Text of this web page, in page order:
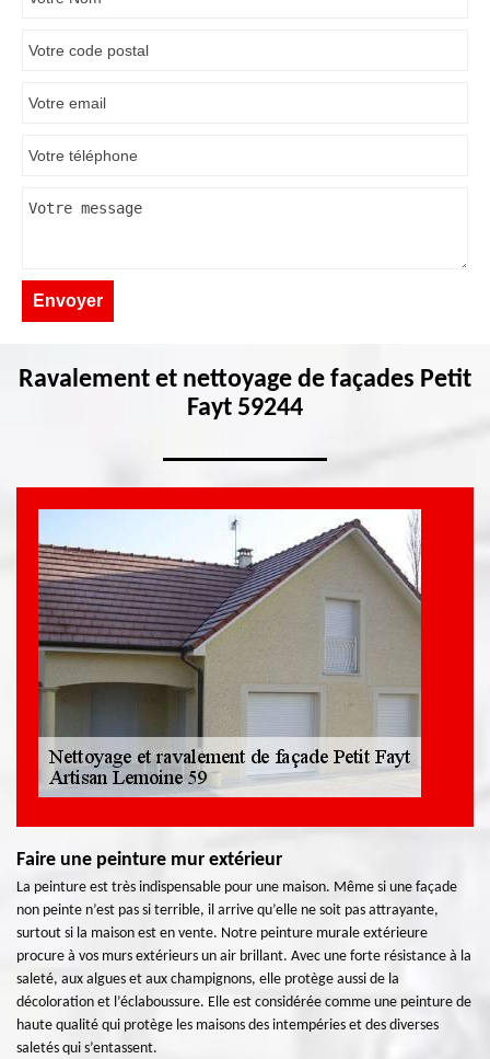
Ravalement et nettoyage de façades Petit
Fayt 59244
Faire une peinture mur extérieur
La peinture est très indispensable pour une maison. Même si une façade
non peinte n’est pas si terrible, il arrive qu’elle ne soit pas attrayante,
surtout si la maison est en vente. Notre peinture murale extérieure
procure à vos murs extérieurs un air brillant. Avec une forte résistance à la
saleté, aux algues et aux champignons, elle protège aussi de la
décoloration et l’éclaboussure. Elle est considérée comme une peinture de
haute qualité qui protège les maisons des intempéries et des diverses
saletés qui s’entassent.